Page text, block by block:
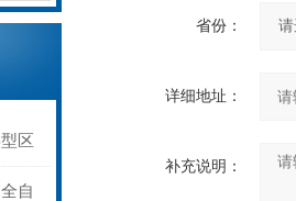
区
自
省份：
详细地址：
补充说明：